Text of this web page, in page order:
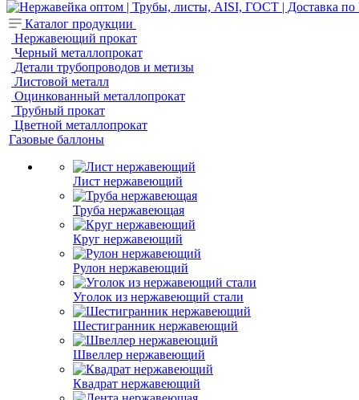
Каталог продукции
Нержавеющий прокат
Черный металлопрокат
Детали трубопроводов и метизы
Листовой металл
Оцинкованный металлопрокат
Трубный прокат
Цветной металлопрокат
Газовые баллоны
Лист нержавеющий
Труба нержавеющая
Круг нержавеющий
Рулон нержавеющий
Уголок из нержавеющий стали
Шестигранник нержавеющий
Швеллер нержавеющий
Квадрат нержавеющий